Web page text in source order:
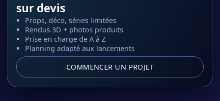
sur devis
Props, déco, séries limitées
Rendus 3D + photos produits
Prise en charge de A à Z
Planning adapté aux lancements
COMMENCER UN PROJET